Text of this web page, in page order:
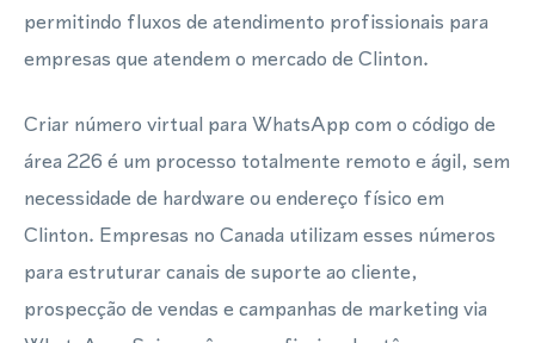
permitindo fluxos de atendimento profissionais para
empresas que atendem o mercado de Clinton.
Criar número virtual para WhatsApp com o código de
área 226 é um processo totalmente remoto e ágil, sem
necessidade de hardware ou endereço físico em
Clinton. Empresas no Canada utilizam esses números
para estruturar canais de suporte ao cliente,
prospecção de vendas e campanhas de marketing via